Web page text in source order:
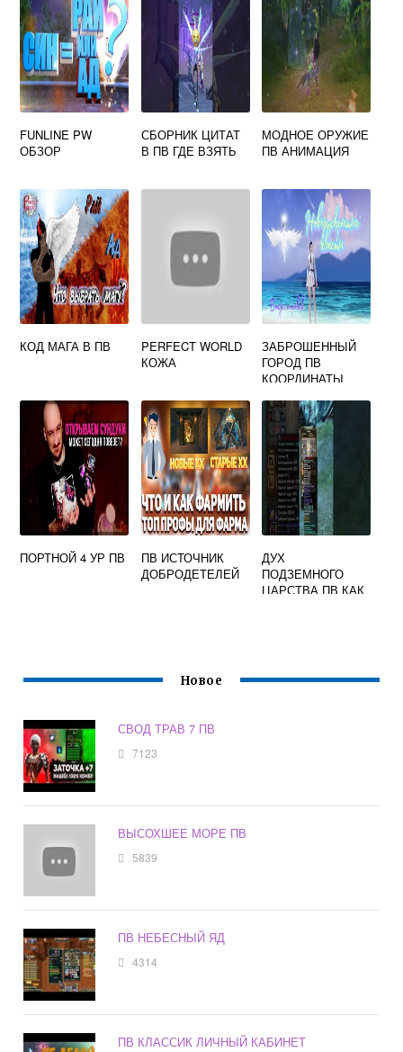
FUNLINE PW
ОБЗОР
СБОРНИК ЦИТАТ
В ПВ ГДЕ ВЗЯТЬ
МОДНОЕ ОРУЖИЕ
ПВ АНИМАЦИЯ
КОД МАГА В ПВ
PERFECT WORLD
КОЖА
ЗАБРОШЕННЫЙ
ГОРОД ПВ
КООРДИНАТЫ
ПОРТНОЙ 4 УР ПВ
ПВ ИСТОЧНИК
ДОБРОДЕТЕЛЕЙ
ДУХ
ПОДЗЕМНОГО
ЦАРСТВА ПВ КАК
Новое
СВОД ТРАВ 7 ПВ
7123
ВЫСОХШЕЕ МОРЕ ПВ
5839
ПВ НЕБЕСНЫЙ ЯД
4314
ПВ КЛАССИК ЛИЧНЫЙ КАБИНЕТ